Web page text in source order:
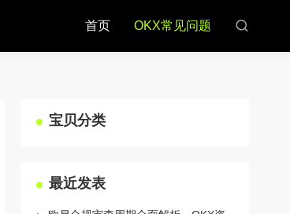
首页 OKX常见问题
宝贝分类
最近发表